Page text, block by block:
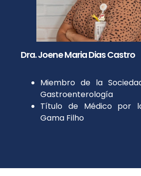
Dra. Joene Maria Dias Castro
Miembro de la
Gastroenterología
Título de Médico por
Gama Filho